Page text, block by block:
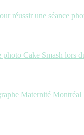
réussir une séance
photo Cake Smash lors
Maternité Montréal